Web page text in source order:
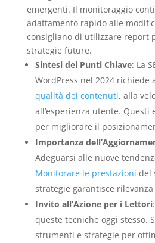
emergenti. Il monitoraggio
adattamento rapido alle
consigliano di utilizzare report
strategie future.
Sintesi dei Punti Chiave: La
WordPress nel 2024 richiede
qualità dei contenuti, alla
all’esperienza utente. Questi
per migliorare il
Importanza
Adeguarsi alle nuove
Monitorare le prestazioni del
strategie garantisce
Invito all’Azione per i Lettori
queste tecniche oggi stesso.
strumenti e strategie per